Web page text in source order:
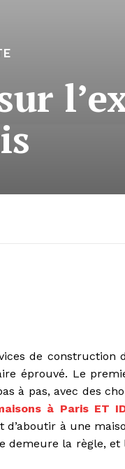
de construction
éprouvé. Le
à pas, avec des
à Paris ET
à une
demeure la règle, et